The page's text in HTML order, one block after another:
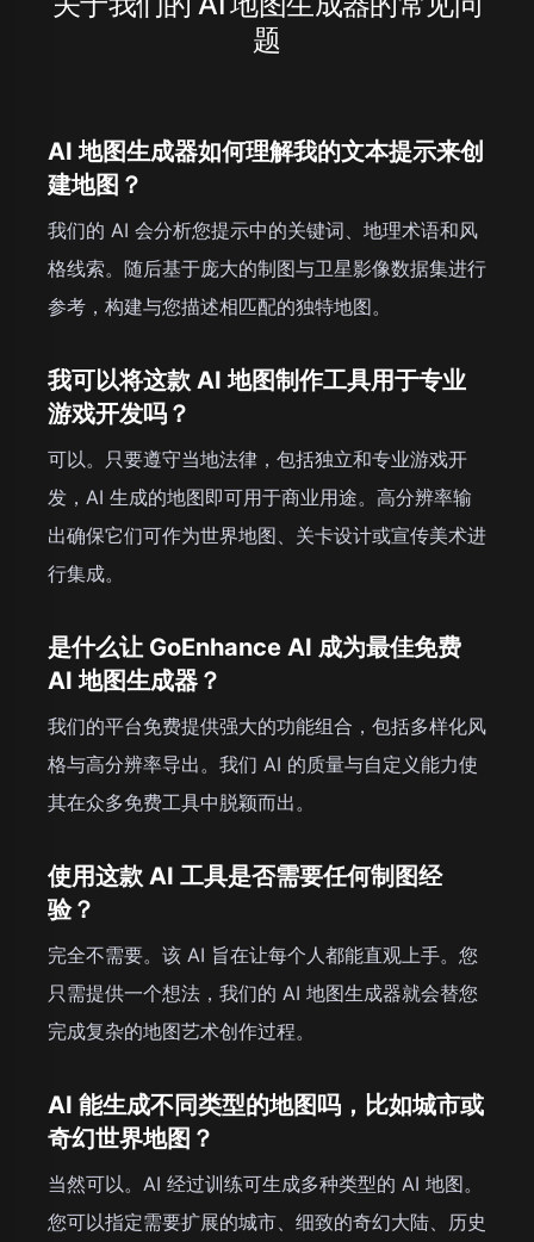
题
AI 地图生成器如何理解我的文本提示来创
建地图？
我们的 AI 会分析您提示中的关键词、地理术语和风
格线索。随后基于庞大的制图与卫星影像数据集进行
参考，构建与您描述相匹配的独特地图。
我可以将这款 AI 地图制作工具用于专业
游戏开发吗？
可以。只要遵守当地法律，包括独立和专业游戏开
发，AI 生成的地图即可用于商业用途。高分辨率输
出确保它们可作为世界地图、关卡设计或宣传美术进
行集成。
是什么让 GoEnhance AI 成为最佳免费
AI 地图生成器？
我们的平台免费提供强大的功能组合，包括多样化风
格与高分辨率导出。我们 AI 的质量与自定义能力使
其在众多免费工具中脱颖而出。
使用这款 AI 工具是否需要任何制图经
验？
完全不需要。该 AI 旨在让每个人都能直观上手。您
只需提供一个想法，我们的 AI 地图生成器就会替您
完成复杂的地图艺术创作过程。
AI 能生成不同类型的地图吗，比如城市或
奇幻世界地图？
当然可以。AI 经过训练可生成多种类型的 AI 地图。
您可以指定需要扩展的城市、细致的奇幻大陆、历史